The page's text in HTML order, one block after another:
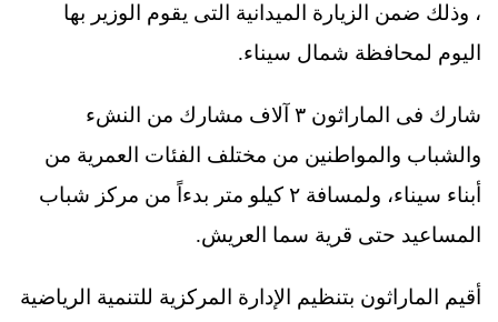
، وذلك ضمن الزيارة الميدانية التى يقوم الوزير بها
اليوم لمحافظة شمال سيناء.
شارك فى الماراثون ٣ آلاف مشارك من النشء
والشباب والمواطنين من مختلف الفئات العمرية من
أبناء سيناء، ولمسافة ٢ كيلو متر بدءاً من مركز شباب
المساعيد حتى قرية سما العريش.
أقيم الماراثون بتنظيم الإدارة المركزية للتنمية الرياضية